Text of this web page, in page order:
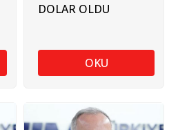
DOLAR OLDU
OKU